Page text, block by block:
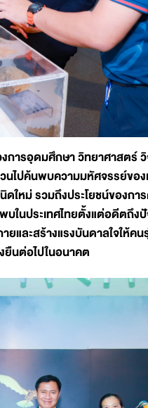
ารอุดมศึกษา วิทยาศาสตร์
ไปค้นพบความมหัศจรรย์ขอ
ดใหม่ รวมถึงประโยชน์ของก
นประเทศไทยตั้งแต่อดีตถึง
ละสร้างแรงบันดาลใจให้คน
นต่อไปในอนาคต